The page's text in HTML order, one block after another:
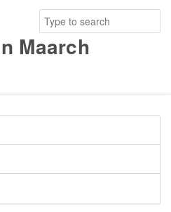
Maarch